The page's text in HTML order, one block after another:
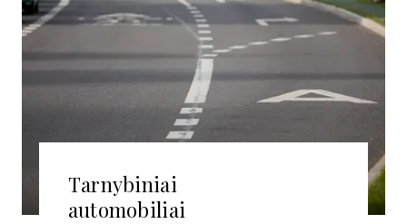
Tarnybiniai
automobiliai